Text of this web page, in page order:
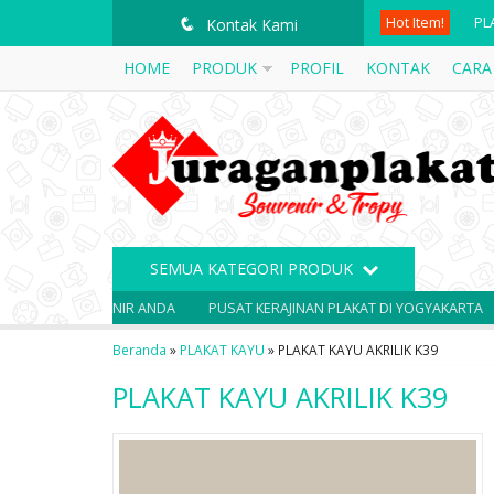
q Kontak Kami Hot Item!
HOME PRODUK PROFIL KONTAK
SEMUA KATEGORI PRODUK
PUSAT KERAJINAN PLAKAT DI YOGYAKARTA
Beranda » PLAKAT KAYU » PLAKAT KAYU AKRILIK K39
PLAKAT KAYU AKRILIK K39